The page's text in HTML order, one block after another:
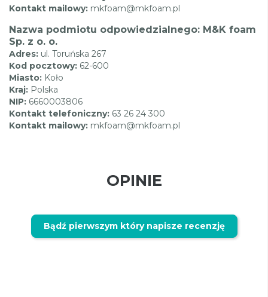
Kontakt mailowy: mkfoam@mkfoam.pl
Nazwa podmiotu odpowiedzialnego: M&K foam
Sp. z o. o.
Adres: ul. Toruńska 267
Kod pocztowy: 62-600
Miasto: Koło
Kraj: Polska
NIP: 6660003806
Kontakt telefoniczny: 63 26 24 300
Kontakt mailowy: mkfoam@mkfoam.pl
OPINIE
Bądź pierwszym który napisze recenzję